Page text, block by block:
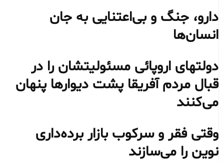
دارو، جنگ و بی‌اعتنایی به جان
انسان‌ها
دولتهای اروپائی مسئولیتشان را در
قبال مردم آفریقا پشت دیوارها پنهان
می‌کنند
وقتی فقر و سرکوب بازار برده‌داری
نوین را می‌سازند